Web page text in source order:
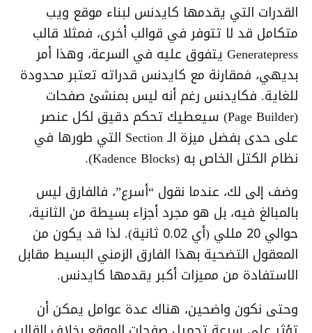
القدرات التي يقدمها كايدنس لبناء موقع ويب
متكامل قد لا تتوفر في قوالب أخرى، فمثلا قالب
Generatepress يتفوق عليه في السرعة، وهذا أمر
بديهي، فمقارنة مع كايدنس قدراته تعتبر محدودة
للغاية. فكايدنس رغم أنه ليس بمنشئ صفحات
(Page Builder) سيعطيك تحكم دقيق لكل عنصر
على حدى بفضل ميزة الـ Section التي طورها في
نظام الكتل الخاص به (Kadence Blocks).
وضف إلى لك، عندما نقول “أسرع”، فالفارق ليس
بالمبالغ فيه، بل هو مجرد أجزاء بسيطة من الثانية،
حوالي 20 مللي (أي 0.02 ثانية). لذا قد يكون من
المعقول التضحية بهذا الفارق الزمني البسيط مقابل
الاستفادة من مميزات أكبر يقدمها كايدنس.
وحتى نكون واضحين، هناك عدة عوامل يمكن أن